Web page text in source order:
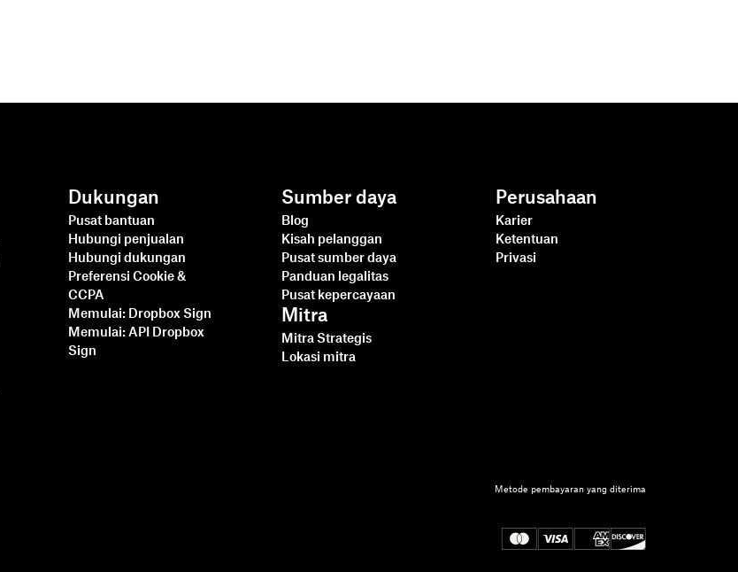
pengembang
Dukungan
Pusat bantuan
Hubungi penjualan
Hubungi dukungan
Preferensi Cookie &
CCPA
Memulai: Dropbox Sign
Memulai: API Dropbox
Sign
Sumber daya
Blog
Kisah pelanggan
Pusat sumber daya
Panduan legalitas
Pusat kepercayaan
Mitra
Mitra Strategis
Lokasi mitra
Perusahaan
Karier
Ketentuan
Privasi
Metode pembayaran yang diterima